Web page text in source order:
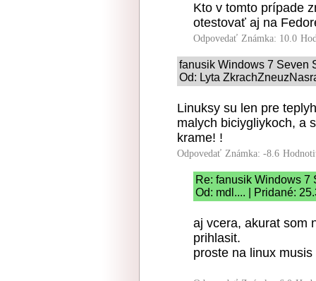
Kto v tomto prípade
otestovať aj na
Odpovedať Známka: 10.0
fanusik Windows 7 Seven
Od: Lyta
Linuksy su len pre
malych biciygliykoch, a
krame! !
Odpovedať Známka: -8.6
Re: fanusik Windows 7
Od: mdl.... | Pridané:
aj vcera, akurat som
prihlasit.
proste na linux